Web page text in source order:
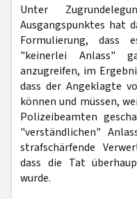
Unter
Ausgangspunktes hat
Formulierung, dass
"keinerlei Anlass"
anzugreifen, im
dass der Angeklagte
können und müssen,
Polizeibeamten
"verständlichen"
strafschärfende
dass die Tat
wurde.